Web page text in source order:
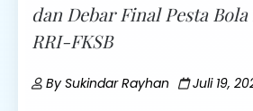
dan Debar Final Pesta
RRI-FKSB
BySukindar Rayhan Juli 19,